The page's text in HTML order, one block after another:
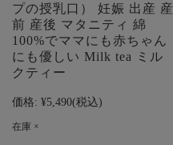
プの授乳口） 妊娠 出産 産
前 産後 マタニティ 綿
100%でママにも赤ちゃん
にも優しい Milk tea ミル
クティー
価格: ¥5,490(税込)
在庫 ×